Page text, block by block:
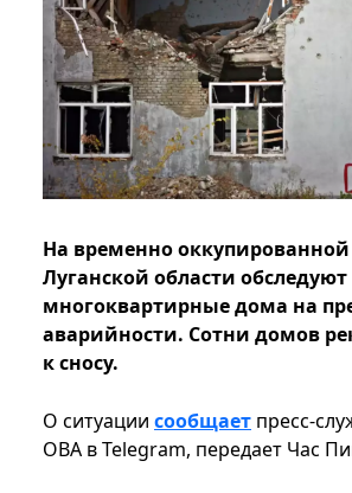
На временно
Луганской области обследуют
многоквартирные дома на
аварийности. Сотни домов
к сносу.
О ситуации сообщает пресс-
ОВА в Telegram, передает Час